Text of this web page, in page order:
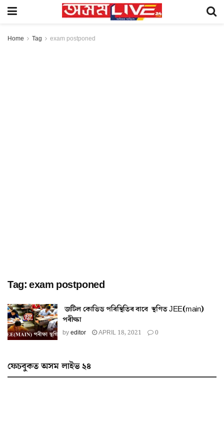
Home Tag exam postponed
Tag:exam postponed
জটিল কোভিড পৰিস্থিতিৰ বাবে স্থগিত JEE(main)
পৰীক্ষা
byeditor APRIL 18, 2021 0
ফেচবুকত অসম লাইভ ২৪